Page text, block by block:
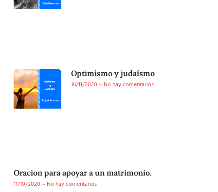
Optimismo y judaísmo
16/11/2020
No hay comentarios
Oracion para apoyar a un matrimonio.
11/10/2020
No hay comentarios